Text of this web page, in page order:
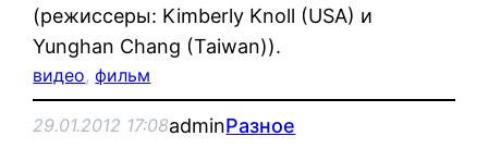
(режиссеры: Kimberly Knoll (USA) и
Yunghan Chang (Taiwan)).
видео, фильм
29.01.2012 17:08adminРазное